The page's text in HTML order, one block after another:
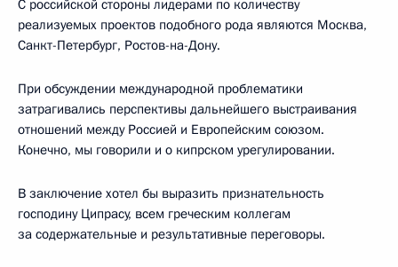
С российской стороны лидерами по количеству
реализуемых проектов подобного рода являются Москва,
Санкт-Петербург, Ростов-на-Дону.
При обсуждении международной проблематики
затрагивались перспективы дальнейшего выстраивания
отношений между Россией и Европейским союзом.
Конечно, мы говорили и о кипрском урегулировании.
В заключение хотел бы выразить признательность
господину Ципрасу, всем греческим коллегам
за содержательные и результативные переговоры.